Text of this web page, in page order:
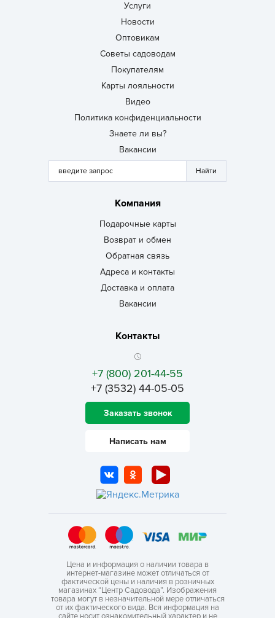
Услуги
Новости
Оптовикам
Советы садоводам
Покупателям
Карты лояльности
Видео
Политика конфиденциальности
Знаете ли вы?
Вакансии
Компания
Подарочные карты
Возврат и обмен
Обратная связь
Адреса и контакты
Доставка и оплата
Вакансии
Контакты
+7 (800) 201-44-55
+7 (3532) 44-05-05
Заказать звонок
Написать нам
Цена и информация о наличии товара в
интернет-магазине может отличаться от
фактической цены и наличия в розничных
магазинах “Центр Садовода”. Изображения
товара могут в незначительной мере отличаться
от их фактического вида. Вся информация на